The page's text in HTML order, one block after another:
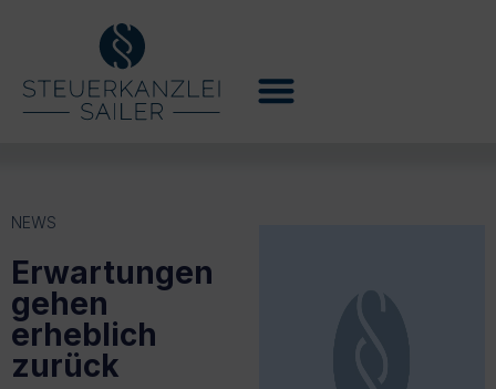
NEWS
Erwartungen
gehen
erheblich
zurück